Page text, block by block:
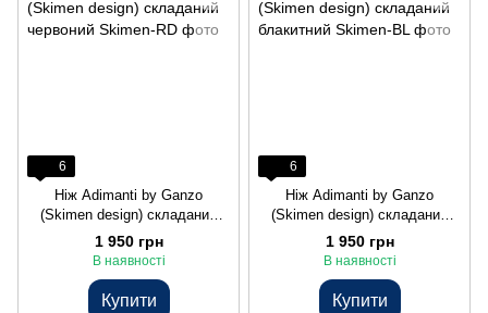
6
Нiж Adimanti by Ganzo
(Skimen design) складаний
червоний
1 950 грн
В наявності
Купити
6
Нiж Adimanti by Ganzo
(Skimen design) складаний
блакитний
1 950 грн
В наявності
Купити